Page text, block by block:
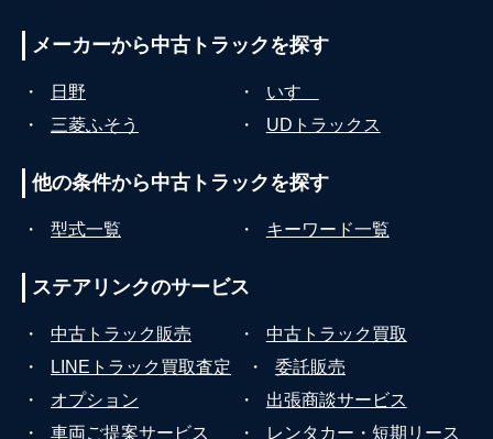
メーカーから中古トラックを探す
・ 日野 ・
いすゞ
・
三菱ふそう ・ UDトラックス
他の条件から中古トラックを探す
・ 型式一覧 ・ キーワード一覧
ステアリンクのサービス
・ 中古トラック販売 ・
中古トラック買取
・
LINEトラック買取査定 ・
委託販売
・
オプション ・
出張商談サービス
・
車両ご提案サービス ・ レンタカー・短期リース